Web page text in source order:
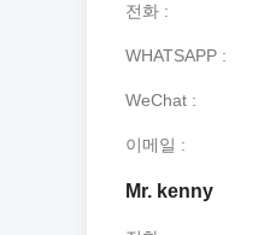
전화
WHATSAPP
WeChat
이메일
Mr. kenny